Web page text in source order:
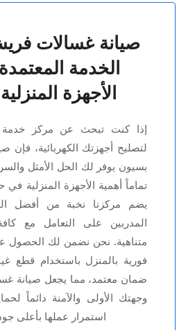
صيانة غسالات
الخدمة
الأجهزة
إذا كنت تبحث عن مركز
لتصليح أجهزتك الكهربائية، فإن
بسيون يوفر لك الحل الأمثل
تماماً أهمية الأجهزة المنزلية في
يضم مركزنا نخبة من أفضل
المدربين على التعامل مع
متناهية. نحن نضمن لك الحصول
فورية بالمنزل باستخدام قطع
ضمان معتمد، مما يجعل صيانة
وجهتك الأولى والآمنة دائماً
استمرار عملها بأعلى